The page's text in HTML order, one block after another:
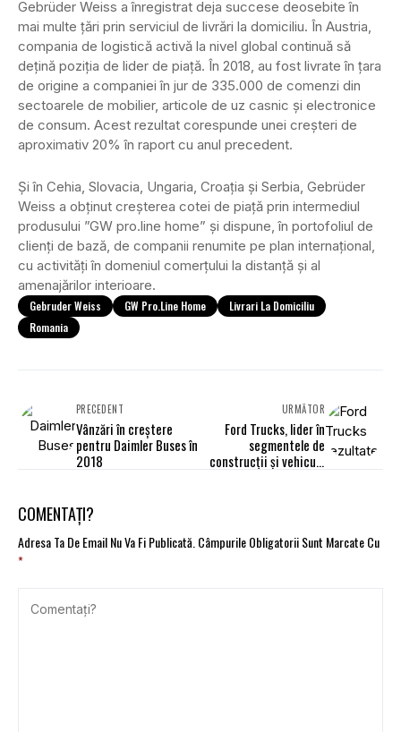
Gebrüder Weiss a înregistrat deja succese deosebite în
mai multe țări prin serviciul de livrări la domiciliu. În Austria,
compania de logistică activă la nivel global continuă să
dețină poziția de lider de piață. În 2018, au fost livrate în țara
de origine a companiei în jur de 335.000 de comenzi din
sectoarele de mobilier, articole de uz casnic și electronice
de consum. Acest rezultat corespunde unei creșteri de
aproximativ 20% în raport cu anul precedent.
Și în Cehia, Slovacia, Ungaria, Croația și Serbia, Gebrüder
Weiss a obținut creșterea cotei de piață prin intermediul
produsului ”GW pro.line home” și dispune, în portofoliul de
clienți de bază, de companii renumite pe plan internațional,
cu activități în domeniul comerțului la distanță și al
amenajărilor interioare.
Gebruder Weiss GW Pro.line Home
Livrari La Domiciliu
Romania
PRECEDENT
Vânzări în creștere
pentru Daimler Buses în
2018
URMĂTOR
Ford Trucks, lider în
segmentele de
construcţii și vehicule
COMENTAȚI?
Adresa Ta De Email Nu Va Fi Publicată. Câmpurile Obligatorii Sunt Marcate Cu
*